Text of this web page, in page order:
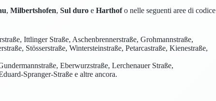
, Milbertshofen, Sul duro e Harthofo nelle seguenti aree di codice
Ittlinger Straße, Aschenbrennerstraße, Grohmannstraße,
Stösserstraße, Wintersteinstraße, Petarcastraße, Kienestraße,
Eberwurzstraße, Lerchenauer Straße,
Spranger-Straße e altre ancora.